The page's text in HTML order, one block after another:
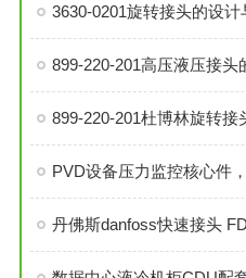
3630-0201旋转接头的设
899-220-201高压液压接头
PVD设备压力监控核心件